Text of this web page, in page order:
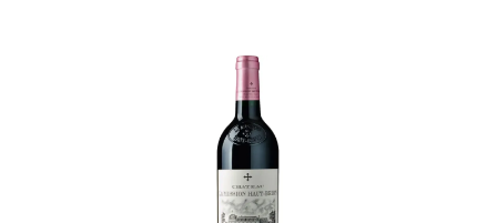
Bildergalerie überspringen